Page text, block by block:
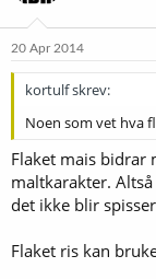
20 Apr 2014
kortulf skrev:
Noen som vet hva
Flaket mais bidrar
maltkarakter.
det ikke blir
Flaket ris kan